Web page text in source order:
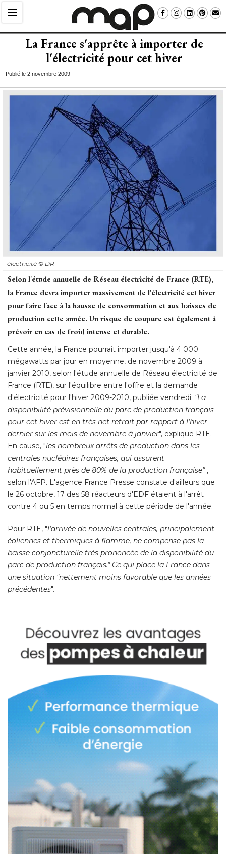
La France s'apprête à importer de
l'électricité pour cet hiver
Publié le 2 novembre 2009
électricité © DR
Selon l'étude annuelle de Réseau électricité de France (RTE),
la France devra importer massivement de l'électricité cet hiver
pour faire face à la hausse de consommation et aux baisses de
production cette année. Un risque de coupure est également à
prévoir en cas de froid intense et durable.
Cette année, la France pourrait importer jusqu'à 4 000
mégawatts par jour en moyenne, de novembre 2009 à
janvier 2010, selon l'étude annuelle de Réseau électricité de
France (RTE), sur l'équilibre entre l'offre et la demande
d'électricité pour l'hiver 2009-2010, publiée vendredi. "La
disponibilité prévisionnelle du parc de production français
pour cet hiver est en très net retrait par rapport à l'hiver
dernier sur les mois de novembre à janvier", explique RTE.
En cause, "les nombreux arrêts de production dans les
centrales nucléaires françaises, qui assurent
habituellement près de 80% de la production française" ,
selon l'AFP. L'agence France Presse constate d'ailleurs que
le 26 octobre, 17 des 58 réacteurs d'EDF étaient à l'arrêt
contre 4 ou 5 en temps normal à cette période de l'année.
Pour RTE, "l'arrivée de nouvelles centrales, principalement
éoliennes et thermiques à flamme, ne compense pas la
baisse conjoncturelle très prononcée de la disponibilité du
parc de production français." Ce qui place la France dans
une situation "nettement moins favorable que les années
précédentes".